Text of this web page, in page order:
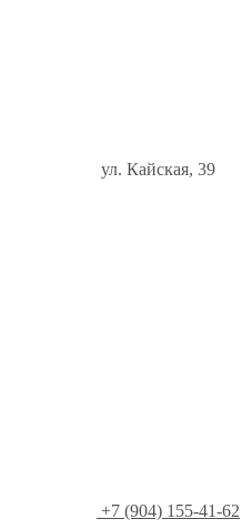
ул. Кайская, 39
+7 (904) 155-41-62